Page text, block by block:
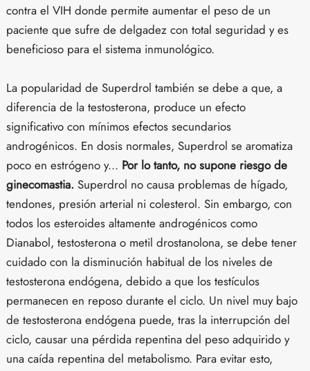
contra el VIH donde permite aumentar el peso de un
paciente que sufre de delgadez con total seguridad y es
beneficioso para el sistema inmunológico.
La popularidad de Superdrol también se debe a que, a
diferencia de la testosterona, produce un efecto
significativo con mínimos efectos secundarios
androgénicos. En dosis normales, Superdrol se aromatiza
poco en estrógeno y... Por lo tanto, no supone riesgo de
ginecomastia. Superdrol no causa problemas de hígado,
tendones, presión arterial ni colesterol. Sin embargo, con
todos los esteroides altamente androgénicos como
Dianabol, testosterona o metil drostanolona, se debe tener
cuidado con la disminución habitual de los niveles de
testosterona endógena, debido a que los testículos
permanecen en reposo durante el ciclo. Un nivel muy bajo
de testosterona endógena puede, tras la interrupción del
ciclo, causar una pérdida repentina del peso adquirido y
una caída repentina del metabolismo. Para evitar esto,